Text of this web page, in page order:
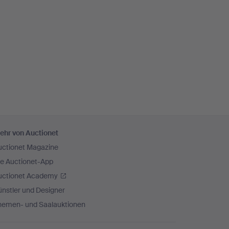
von Auctionet
Magazine
Auctionet-App
Academy
und Designer
und Saalauktionen